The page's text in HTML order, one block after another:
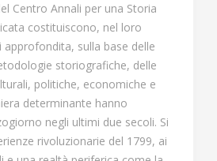
Centro Annali per una Storia
costituiscono, nel loro
approfondita, sulla base delle
storiografiche, delle
politiche, economiche e
determinante hanno
negli ultimi due secoli. Si
rivoluzionarie del 1799, ai